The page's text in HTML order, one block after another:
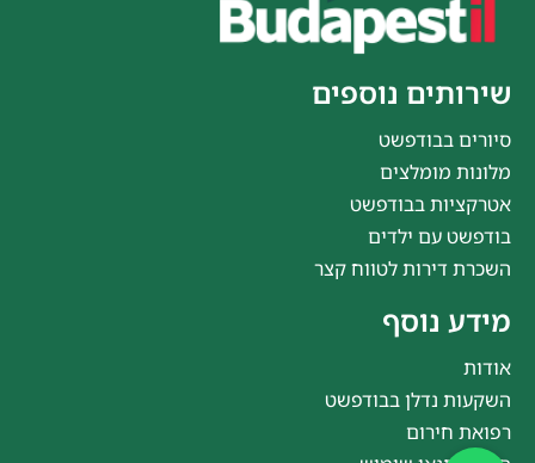
שירותים נוספים
סיורים בבודפשט
מלונות מומלצים
אטרקציות בבודפשט
בודפשט עם ילדים
השכרת דירות לטווח קצר
מידע נוסף
אודות
השקעות נדלן בבודפשט
רפואת חירום